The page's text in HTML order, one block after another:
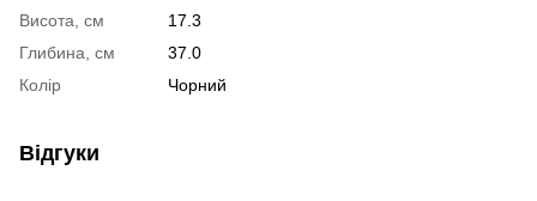
Висота, см
17.3
Глибина, см
37.0
Колір
Чорний
Відгуки